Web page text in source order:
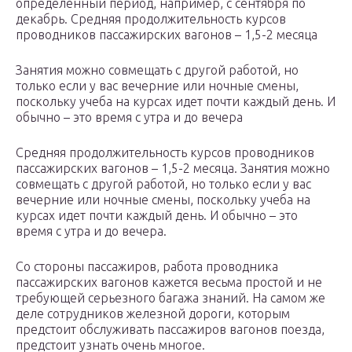
определенный период, например, с сентября по
декабрь. Средняя продолжительность курсов
проводников пассажирских вагонов – 1,5-2 месяца
Занятия можно совмещать с другой работой, но
только если у вас вечерние или ночные смены,
поскольку учеба на курсах идет почти каждый день. И
обычно – это время с утра и до вечера
Средняя продолжительность курсов проводников
пассажирских вагонов – 1,5-2 месяца. Занятия можно
совмещать с другой работой, но только если у вас
вечерние или ночные смены, поскольку учеба на
курсах идет почти каждый день. И обычно – это
время с утра и до вечера.
Со стороны пассажиров, работа проводника
пассажирских вагонов кажется весьма простой и не
требующей серьезного багажа знаний. На самом же
деле сотрудников железной дороги, которым
предстоит обслуживать пассажиров вагонов поезда,
предстоит узнать очень многое.